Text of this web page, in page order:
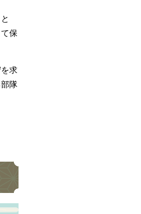
保
求
隊